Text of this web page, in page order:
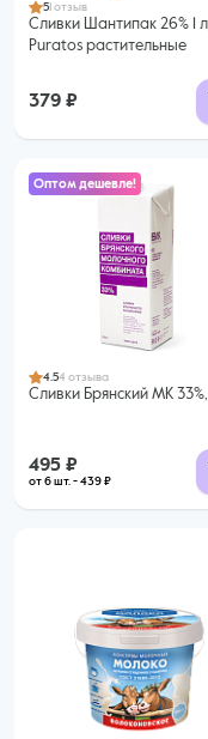
5 1 отзыв
Сливки Шантипак 26% 1
Puratos растительные
379 ₽
Оптом дешевле!
4.54 отзыва
Сливки Брянский МК 33%,
495 ₽
от 6 шт. - 439 ₽
495
439 ₽
299 ₽
277 ₽ за шт. при
Купить оптом